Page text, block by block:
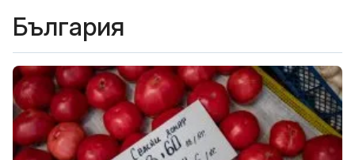
България